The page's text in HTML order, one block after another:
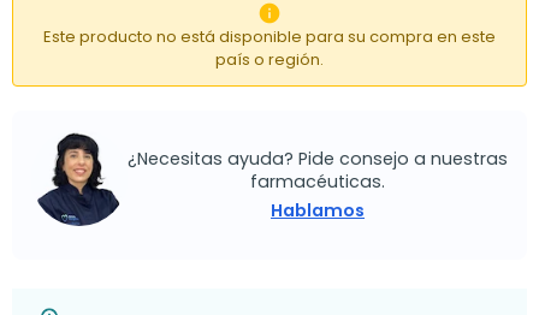

Este producto no está disponible para su compra en este
país o región.
¿Necesitas ayuda? Pide consejo a nuestras
farmacéuticas.
Hablamos